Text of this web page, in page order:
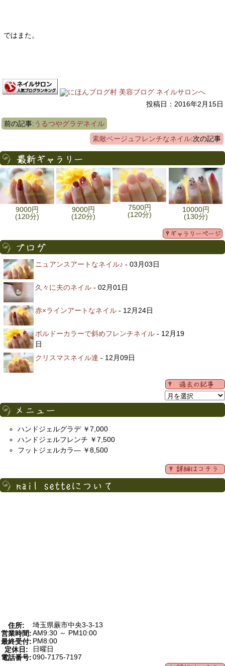
ではまた。
投稿日：2016年2月15日
前の記事:うるつやグラデネイル
素敵ベージュフレンチなネイル:次の記事
9000円
(120分)
9000円
(120分)
7500円
(120分)
10000円
(130分)
ニュアンスアートなネイル♪ - 03月03日
久々に夫のネイル - 02月01日
赤×ラインアートなネイル - 12月24日
ボルドーカラーで斜めフレンチネイル - 12月19
日
クリスマスネイル達 - 12月09日
ハンドジェルグラデ ￥7,000
ハンドジェルフレンチ ￥7,500
フットジェルカラ― ￥8,500
住所:
埼玉県蕨市中央3-3-13
営業時間:AM9:30 ～ PM10:00
最終受付: PM8:00
定休日:
日曜日
電話番号:090-7175-7197